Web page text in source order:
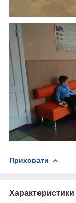
Приховати
Характеристики